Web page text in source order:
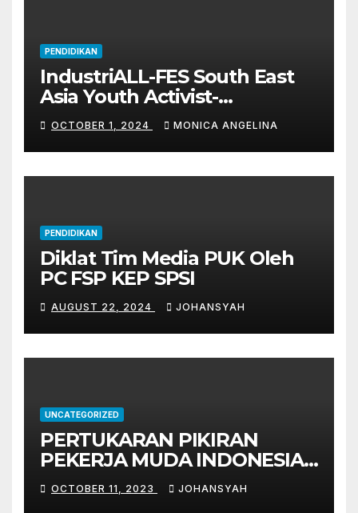
PENDIDIKAN
IndustriALL-FES South East
Asia Youth Activist-
Leadership Academy 2024
OCTOBER 1, 2024 MONICA ANGELINA
PENDIDIKAN
Diklat Tim Media PUK Oleh
PC FSP KEP SPSI
AUGUST 22, 2024 JOHANSYAH
UNCATEGORIZED
PERTUKARAN PIKIRAN
PEKERJA MUDA INDONESIA
DENGAN PEKERJA MUDA
JEPANG
OCTOBER 11, 2023 JOHANSYAH